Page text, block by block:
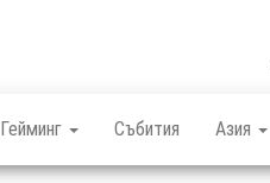
Гейминг Събития Азия